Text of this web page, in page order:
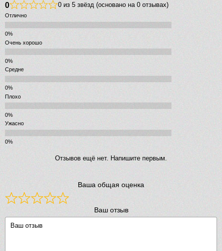
0 0 из 5 звёзд (основано на 0 отзывах)
Отлично
Очень хорошо
Средне
Плохо
Ужасно
Отзывов ещё нет. Напишите первым.
Ваша общая оценка
Ваш отзыв